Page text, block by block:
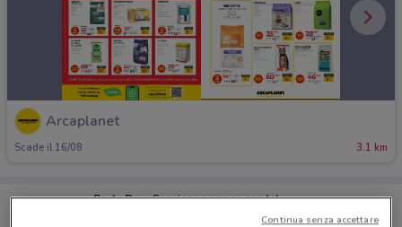
Arcaplanet
Scade il 16/08 3.1 km
Porta DoveConviene sempre con te!
Puoi trovare le migliori offerte dei negozi vicino a te,
Continua senza accettare